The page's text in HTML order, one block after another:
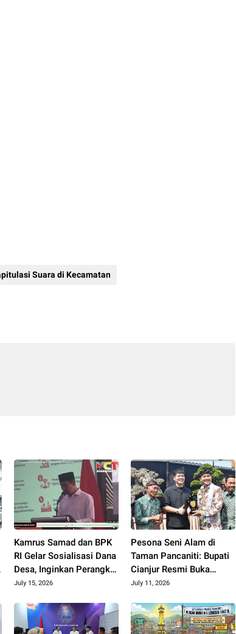
Suara di Kecamatan
Kamrus Samad dan BPK
RI Gelar Sosialisasi Dana
Desa, Inginkan Perangkat
Desa di Cianjur Tidur
Hukum
July 15, 2026
Pesona Seni Alam di
Taman Pancaniti: Bupati
Cianjur Resmi Buka
Kontes dan Pameran
Bupati Cup
July 11, 2026